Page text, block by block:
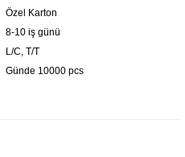
Özel Karton
8-10 iş günü
L/C, T/T
Günde 10000 pcs